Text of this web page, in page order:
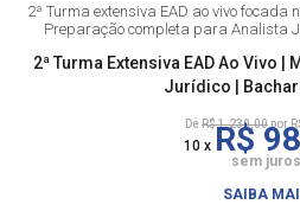
2ª Turma extensiva EAD ao vivo focada
Preparação completa para Analista
2ª Turma Extensiva EAD Ao Vivo |
Jurídico |
DeR$ 1.230,00 por
10 x R$
sem juros
SAIBA